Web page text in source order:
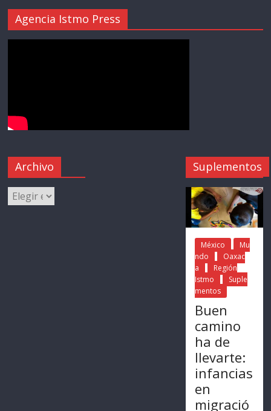
Agencia Istmo Press
Archivo Suplementos
México
Mu
ndo
Oaxac
a
Región
Istmo
Suple
mentos
Buen
camino
ha de
llevarte:
infancias
en
migració